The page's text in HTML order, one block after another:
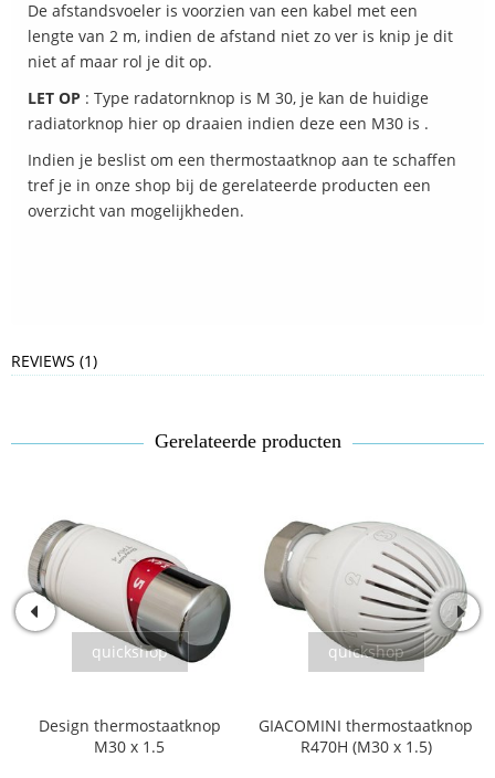
De afstandsvoeler is voorzien van een kabel met een
lengte van 2 m, indien de afstand niet zo ver is knip je dit
niet af maar rol je dit op.
LET OP : Type radatornknop is M 30, je kan de huidige
radiatorknop hier op draaien indien deze een M30 is .
Indien je beslist om een thermostaatknop aan te schaffen
tref je in onze shop bij de gerelateerde producten een
overzicht van mogelijkheden.
REVIEWS (1)
Gerelateerde producten
quickshop
Design thermostaatknop
M30 x 1.5
quickshop
GIACOMINI thermostaatknop
R470H (M30 x 1.5)